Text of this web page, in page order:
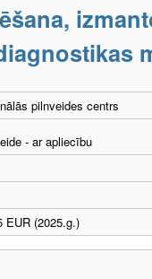
pilnveides centrs
- ar apliecību
EUR (2025.g.)